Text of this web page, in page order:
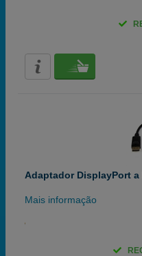
Adaptador DisplayPort a
Mais informação